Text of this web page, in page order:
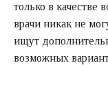
только в качестве
врачи никак не
ищут
возможных